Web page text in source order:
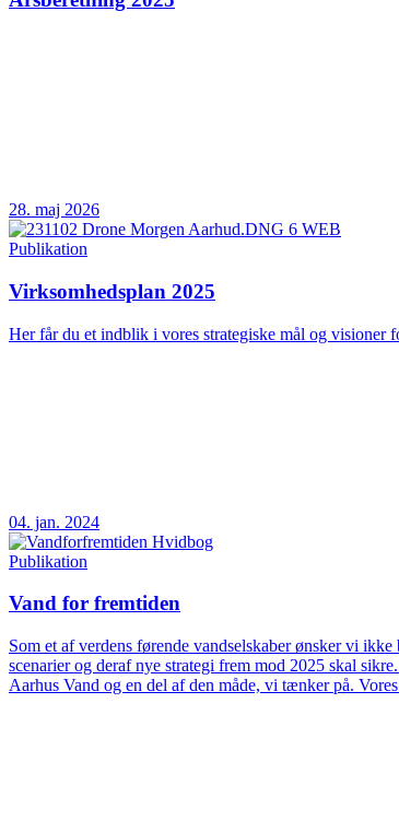
28. maj 2026
Publikation
Virksomhedsplan 2025
Her får du et indblik i vores strategiske mål og visioner
04. jan. 2024
Publikation
Vand for fremtiden
Som et af verdens førende vandselskaber ønsker vi
scenarier og deraf nye strategi frem mod 2025 skal
Aarhus Vand og en del af den måde, vi tænker på.